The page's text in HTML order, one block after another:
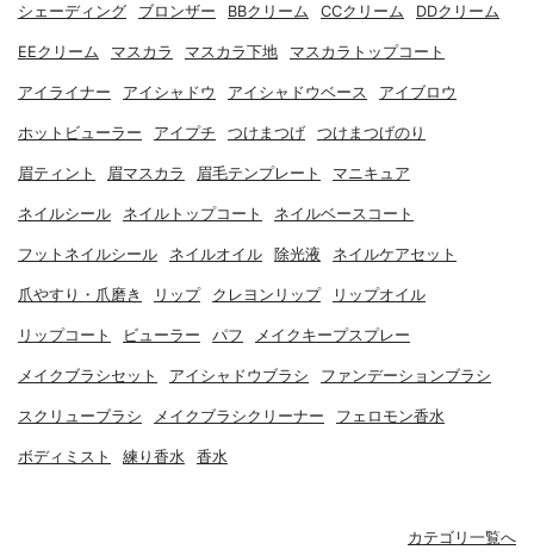
シェーディング ブロンザー BBクリーム CCクリーム DDクリーム
EEクリーム マスカラ マスカラ下地 マスカラトップコート
アイライナー アイシャドウ アイシャドウベース アイブロウ
ホットビューラー アイプチ つけまつげ つけまつげのり
眉ティント 眉マスカラ 眉毛テンプレート マニキュア
ネイルシール ネイルトップコート ネイルベースコート
フットネイルシール ネイルオイル 除光液 ネイルケアセット
爪やすり・爪磨き リップ クレヨンリップ リップオイル
リップコート ビューラー パフ メイクキープスプレー
メイクブラシセット アイシャドウブラシ ファンデーションブラシ
スクリューブラシ メイクブラシクリーナー フェロモン香水
ボディミスト 練り香水 香水
カテゴリ一覧へ